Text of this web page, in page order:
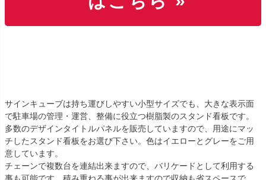
サインキューブは持ち運びしやすい小型サイズでも、大きな表示面
で駐車場の管理・運営、整備に役立つ樹脂製のスタンド看板です。
多数のデザインタイトルパネルを販売していますので、用途にマッ
チしたスタンド看板をお選び下さい。色はイエローとグレーをご用
意しています。
チェーンで複数台を連結出来ますので、バリケードとして利用する